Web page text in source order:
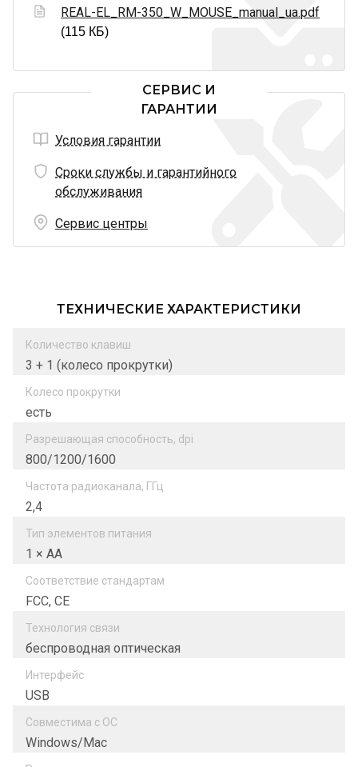
REAL-EL_RM-350_W_MOUSE_manual_ua.pdf
(115 КБ)
СЕРВИС И
ГАРАНТИИ
Условия гарантии
Сроки службы и гарантийного
обслуживания
Сервис центры
ТЕХНИЧЕСКИЕ ХАРАКТЕРИСТИКИ
Количество клавиш
3 + 1 (колесо прокрутки)
Колесо прокрутки
есть
Разрешающая способность, dpi
800/1200/1600
Частота радиоканала, ГГц
2,4
Тип элементов питания
1 × AA
Соответствие стандартам
FCC, CE
Технология связи
беспроводная оптическая
Интерфейс
USB
Совместима с ОС
Windows/Mac